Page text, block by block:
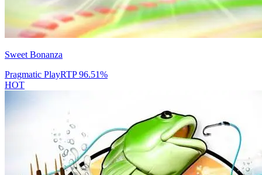
Sweet Bonanza
Pragmatic PlayRTP96.51%
HOT